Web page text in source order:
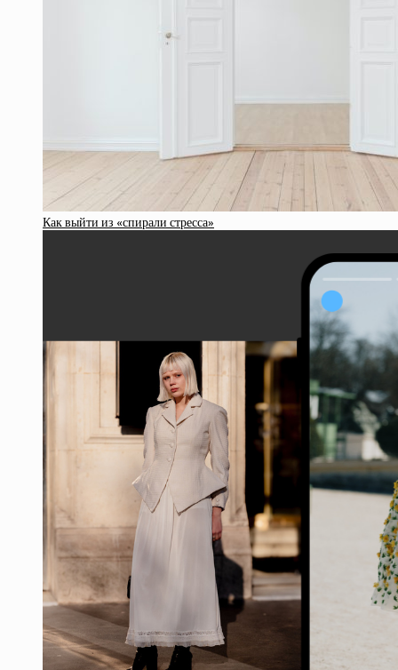
Как выйти из «спирали стресса»